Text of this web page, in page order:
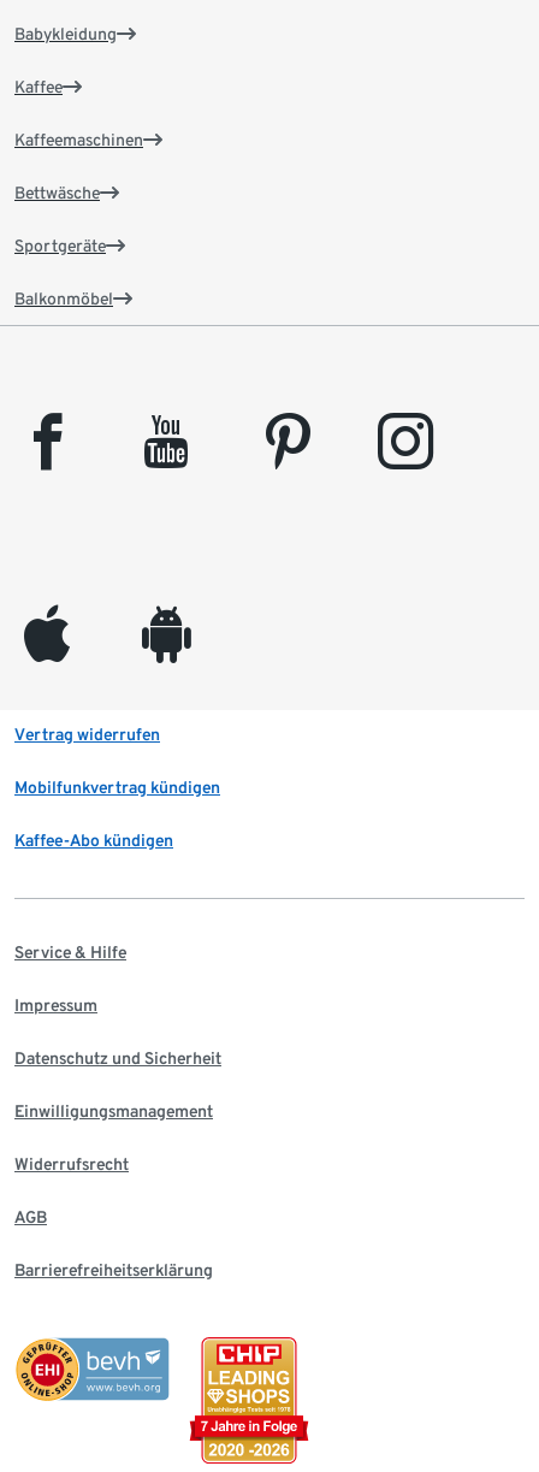
Babykleidung
Kaffee
Kaffeemaschinen
Bettwäsche
Sportgeräte
Balkonmöbel
facebook youtube pinterest instagram
appleinc android
Vertrag widerrufen
Mobilfunkvertrag kündigen
Kaffee-Abo kündigen
Service & Hilfe
Impressum
Datenschutz und Sicherheit
Einwilligungsmanagement
Widerrufsrecht
AGB
Barrierefreiheitserklärung